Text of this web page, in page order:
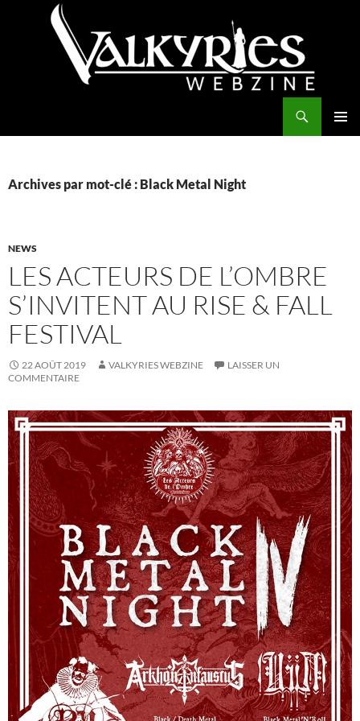
Archives par mot-clé : Black Metal Night
NEWS
LES ACTEURS DE L’OMBRE
S’INVITENT AU RISE & FALL
FESTIVAL
22 AOÛT 2019 VALKYRIES WEBZINE
LAISSER UN
COMMENTAIRE